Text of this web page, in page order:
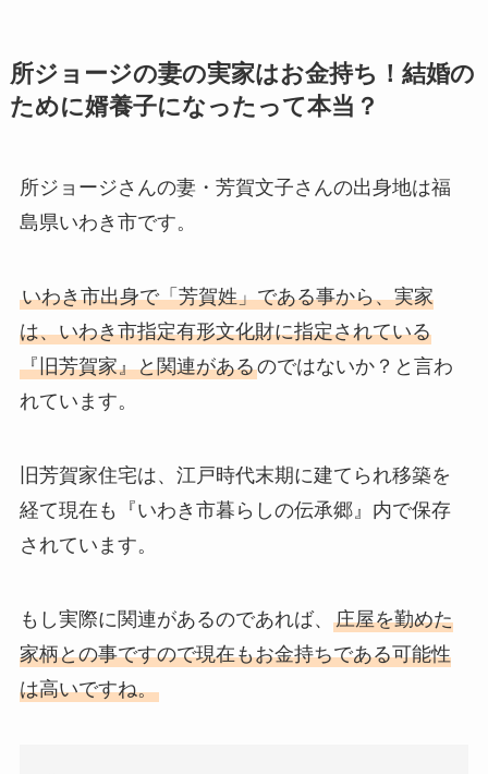
所ジョージの妻の実家はお金持ち！結婚の
ために婿養子になったって本当？
所ジョージさんの妻・芳賀文子さんの出身地は福
島県いわき市です。
いわき市出身で「芳賀姓」である事から、実家
は、いわき市指定有形文化財に指定されている
『旧芳賀家』と関連があるのではないか？と言わ
れています。
旧芳賀家住宅は、江戸時代末期に建てられ移築を
経て現在も『いわき市暮らしの伝承郷』内で保存
されています。
もし実際に関連があるのであれば、 庄屋を勤めた
家柄との事ですので現在もお金持ちである可能性
は高いですね。